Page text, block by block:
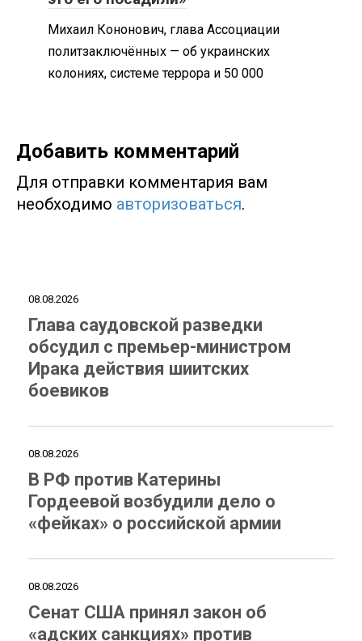
Михаил Кононович, глава Ассоциации
политзаключённых — об украинских
колониях, системе террора и 50 000
Добавить комментарий
Для отправки комментария вам
необходимо авторизоваться.
08.08.2026
Глава саудовской разведки
обсудил с премьер-министром
Ирака действия шиитских
боевиков
08.08.2026
В РФ против Катерины
Гордеевой возбудили дело о
«фейках» о российской армии
08.08.2026
Сенат США принял закон об
«адских санкциях» против